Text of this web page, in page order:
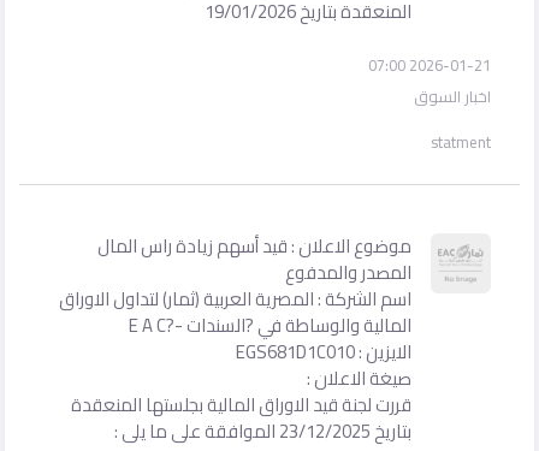
المنعقدة بتاريخ 19/01/2026
2026-01-21 07:00
اخبار السوق
statment
موضوع الاعلان : قيد أسهم زيادة راس المال
المصدر والمدفوع
اسم الشركة : المصرية العربية (ثمار) لتداول الاوراق
المالية والوساطة في ?السندات -?E A C
الايزين : EGS681D1C010
صيغة الاعلان :
قررت لجنة قيد الاوراق المالية بجلستها المنعقدة
بتاريخ 23/12/2025 الموافقة على ما يلى :